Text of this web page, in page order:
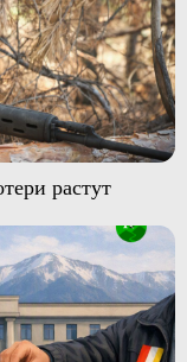
растут